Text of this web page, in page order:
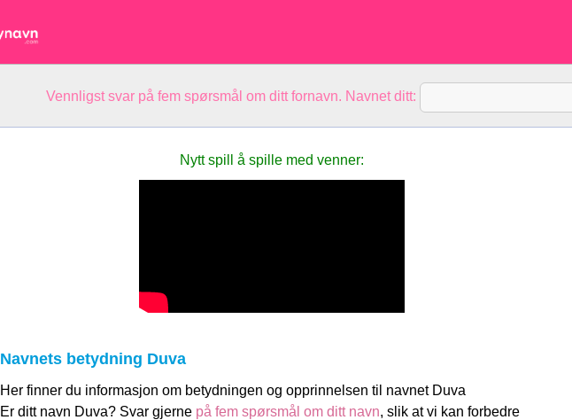
Vennligst svar på fem spørsmål om ditt fornavn. Navnet ditt:
Nytt spill å spille med venner:
Navnets betydning Duva
Her finner du informasjon om betydningen og opprinnelsen til navnet Duva
Er ditt navn Duva? Svar gjerne på fem spørsmål om ditt navn, slik at vi kan forbedre